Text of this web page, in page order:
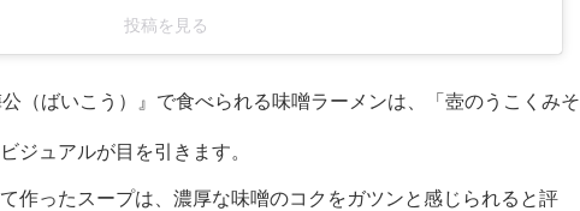
投稿を見る
（ばいこう）』で食べられる味噌ラーメンは、「壺のうこくみそ
ジュアルが目を引きます。
作ったスープは、濃厚な味噌のコクをガツンと感じられると評